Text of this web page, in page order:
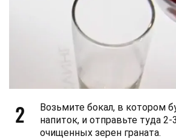
2
Возьмите бокал, в котором
напиток, и отправьте туда
очищенных зерен граната.